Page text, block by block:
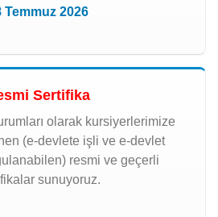
Temmuz 2026
Sertifika
olarak kursiyerlerimize
(e-devlete işli ve e-devlet
resmi ve geçerli
sunuyoruz.